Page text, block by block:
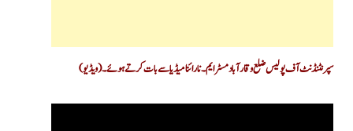
سپرنٹنڈنٹ آف پولیس ضلع وقارآباد مسٹر ایم۔ نارائنا میڈیا سے بات کرتے ہوئے۔(ویڈیو)